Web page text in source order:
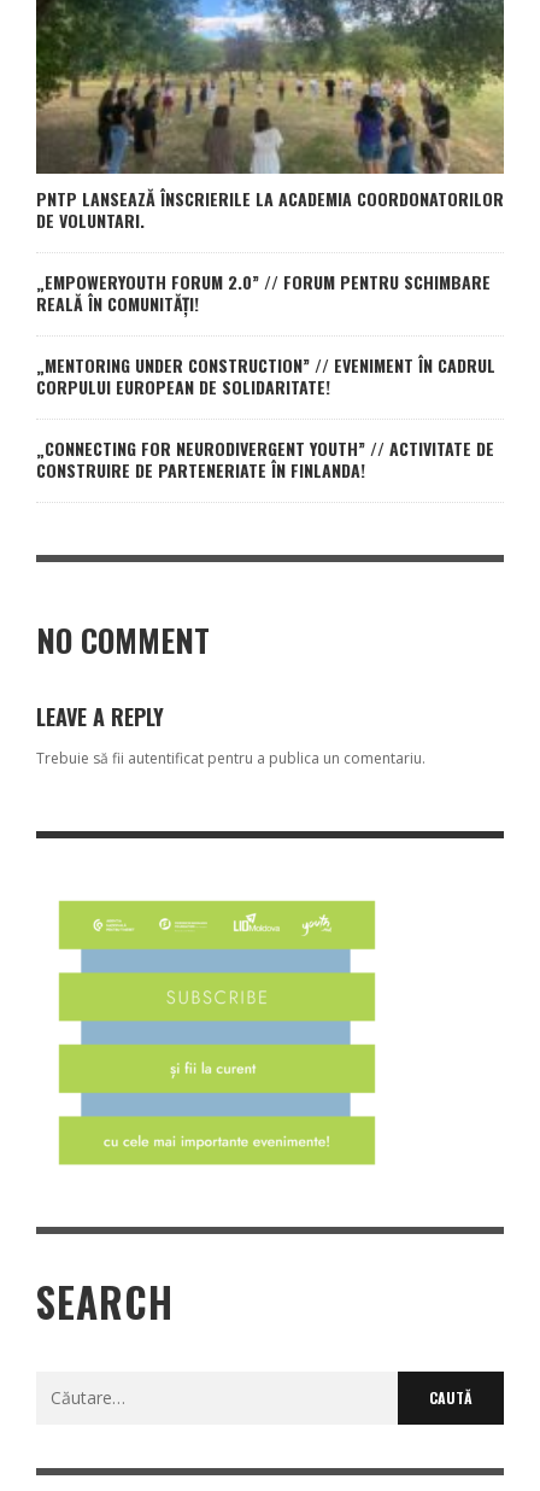
PNTP LANSEAZĂ ÎNSCRIERILE LA ACADEMIA COORDONATORILOR
DE VOLUNTARI.
„EMPOWERYOUTH FORUM 2.0” // FORUM PENTRU SCHIMBARE
REALĂ ÎN COMUNITĂȚI!
„MENTORING UNDER CONSTRUCTION” // EVENIMENT ÎN CADRUL
CORPULUI EUROPEAN DE SOLIDARITATE!
„CONNECTING FOR NEURODIVERGENT YOUTH” // ACTIVITATE DE
CONSTRUIRE DE PARTENERIATE ÎN FINLANDA!
NO COMMENT
LEAVE A REPLY
Trebuie să fii autentificat pentru a publica un comentariu.
SEARCH